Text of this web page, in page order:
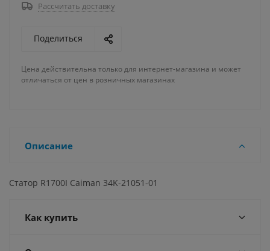
Рассчитать доставку
Поделиться
Цена действительна только для интернет-магазина и может
отличаться от цен в розничных магазинах
Описание
Статор R1700I Caiman 34K-21051-01
Как купить